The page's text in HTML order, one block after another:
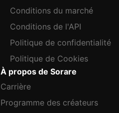
Conditions du marché
Conditions de l'API
Politique de confidentialité
Politique de Cookies
À propos de Sorare
Carrière
Programme des créateurs